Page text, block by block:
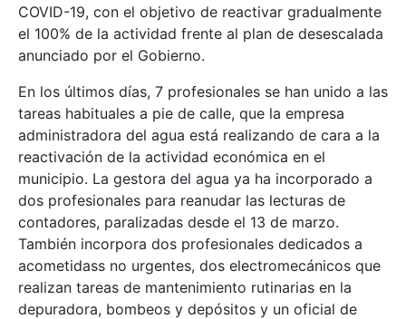
COVID-19, con el objetivo de reactivar gradualmente
el 100% de la actividad frente al plan de desescalada
anunciado por el Gobierno.
En los últimos días, 7 profesionales se han unido a las
tareas habituales a pie de calle, que la empresa
administradora del agua está realizando de cara a la
reactivación de la actividad económica en el
municipio. La gestora del agua ya ha incorporado a
dos profesionales para reanudar las lecturas de
contadores, paralizadas desde el 13 de marzo.
También incorpora dos profesionales dedicados a
acometidass no urgentes, dos electromecánicos que
realizan tareas de mantenimiento rutinarias en la
depuradora, bombeos y depósitos y un oficial de